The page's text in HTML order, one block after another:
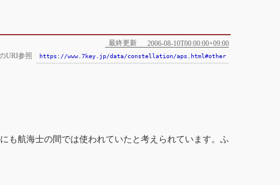
最終更新
2006-08-10T00:00:00+09:00
URI参照
https://www.7key.jp/data/constellation/aps.html#other
も航海士の間では使われていたと考えられています。ふ